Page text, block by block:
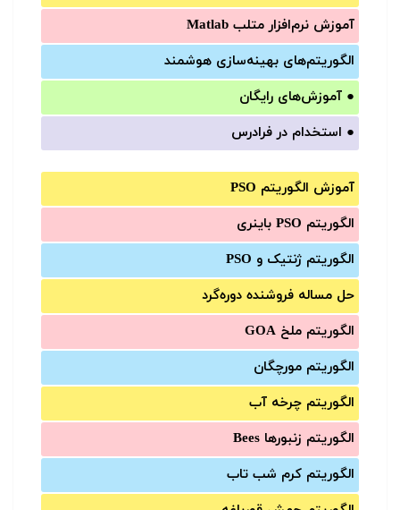
آموزش‌ نرم‌افزار متلب Matlab
الگوریتم‌های بهینه‌سازی هوشمند
● آموزش‌های رایگان
● استخدام در فرادرس
آموزش الگوریتم PSO
الگوریتم PSO باینری
الگوریتم ژنتیک و PSO
حل مساله فروشنده دوره‌گرد
الگوریتم ملخ GOA
الگوریتم مورچگان
الگوریتم چرخه آب
الگوریتم زنبورها Bees
الگوریتم کرم شب تاب